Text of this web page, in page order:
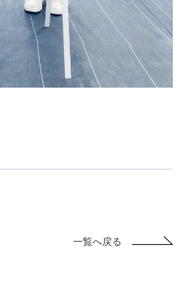
一覧へ戻る